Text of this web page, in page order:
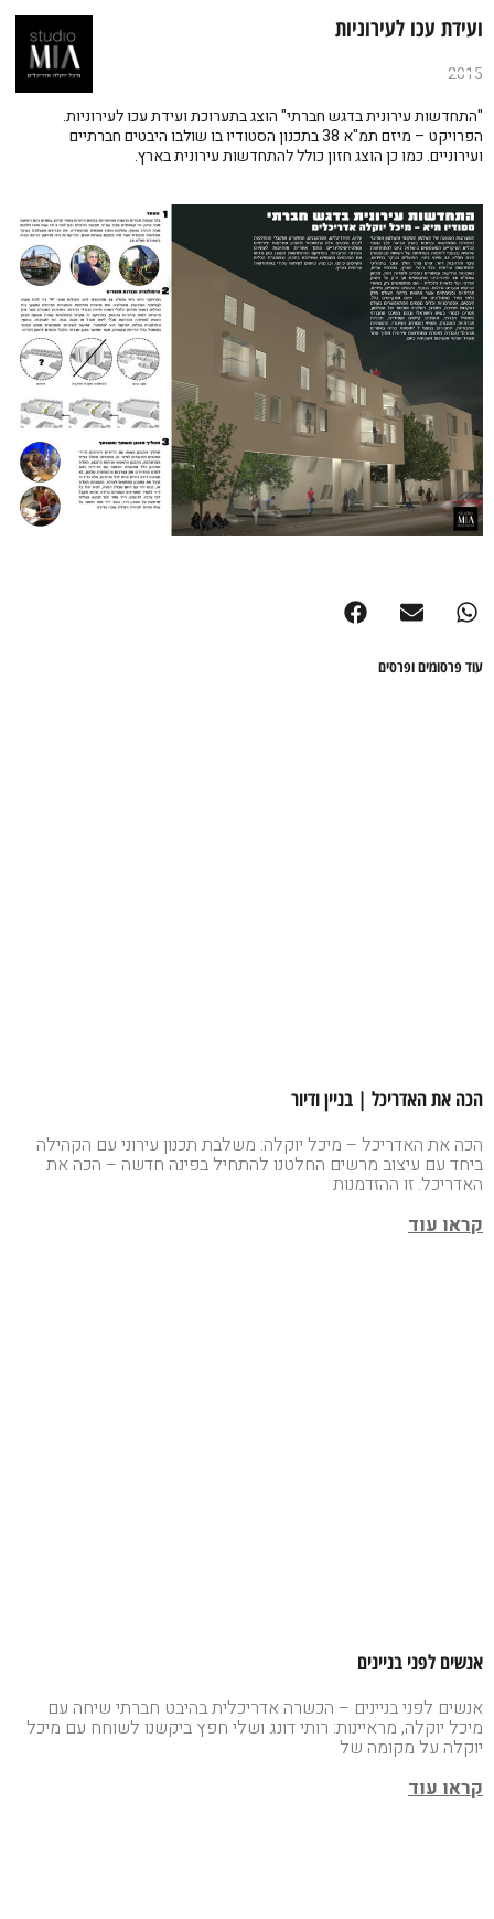
ועידת עכו לעירוניות
2015
"התחדשות עירונית בדגש חברתי" הוצג בתערוכת ועידת עכו לעירוניות.
הפרויקט – מיזם תמ"א 38 בתכנון הסטודיו בו שולבו היבטים חברתיים
ועירוניים. כמו כן הוצג חזון כולל להתחדשות עירונית בארץ.
עוד פרסומים ופרסים
הכה את האדריכל | בניין ודיור
הכה את האדריכל – מיכל יוקלה: משלבת תכנון עירוני עם הקהילה
ביחד עם עיצוב מרשים החלטנו להתחיל בפינה חדשה – הכה את
האדריכל. זו ההזדמנות
קראו עוד
אנשים לפני בניינים
אנשים לפני בניינים – הכשרה אדריכלית בהיבט חברתי שיחה עם
מיכל יוקלה, מראיינות: רותי דונג ושלי חפץ ביקשנו לשוחח עם מיכל
יוקלה על מקומה של
קראו עוד